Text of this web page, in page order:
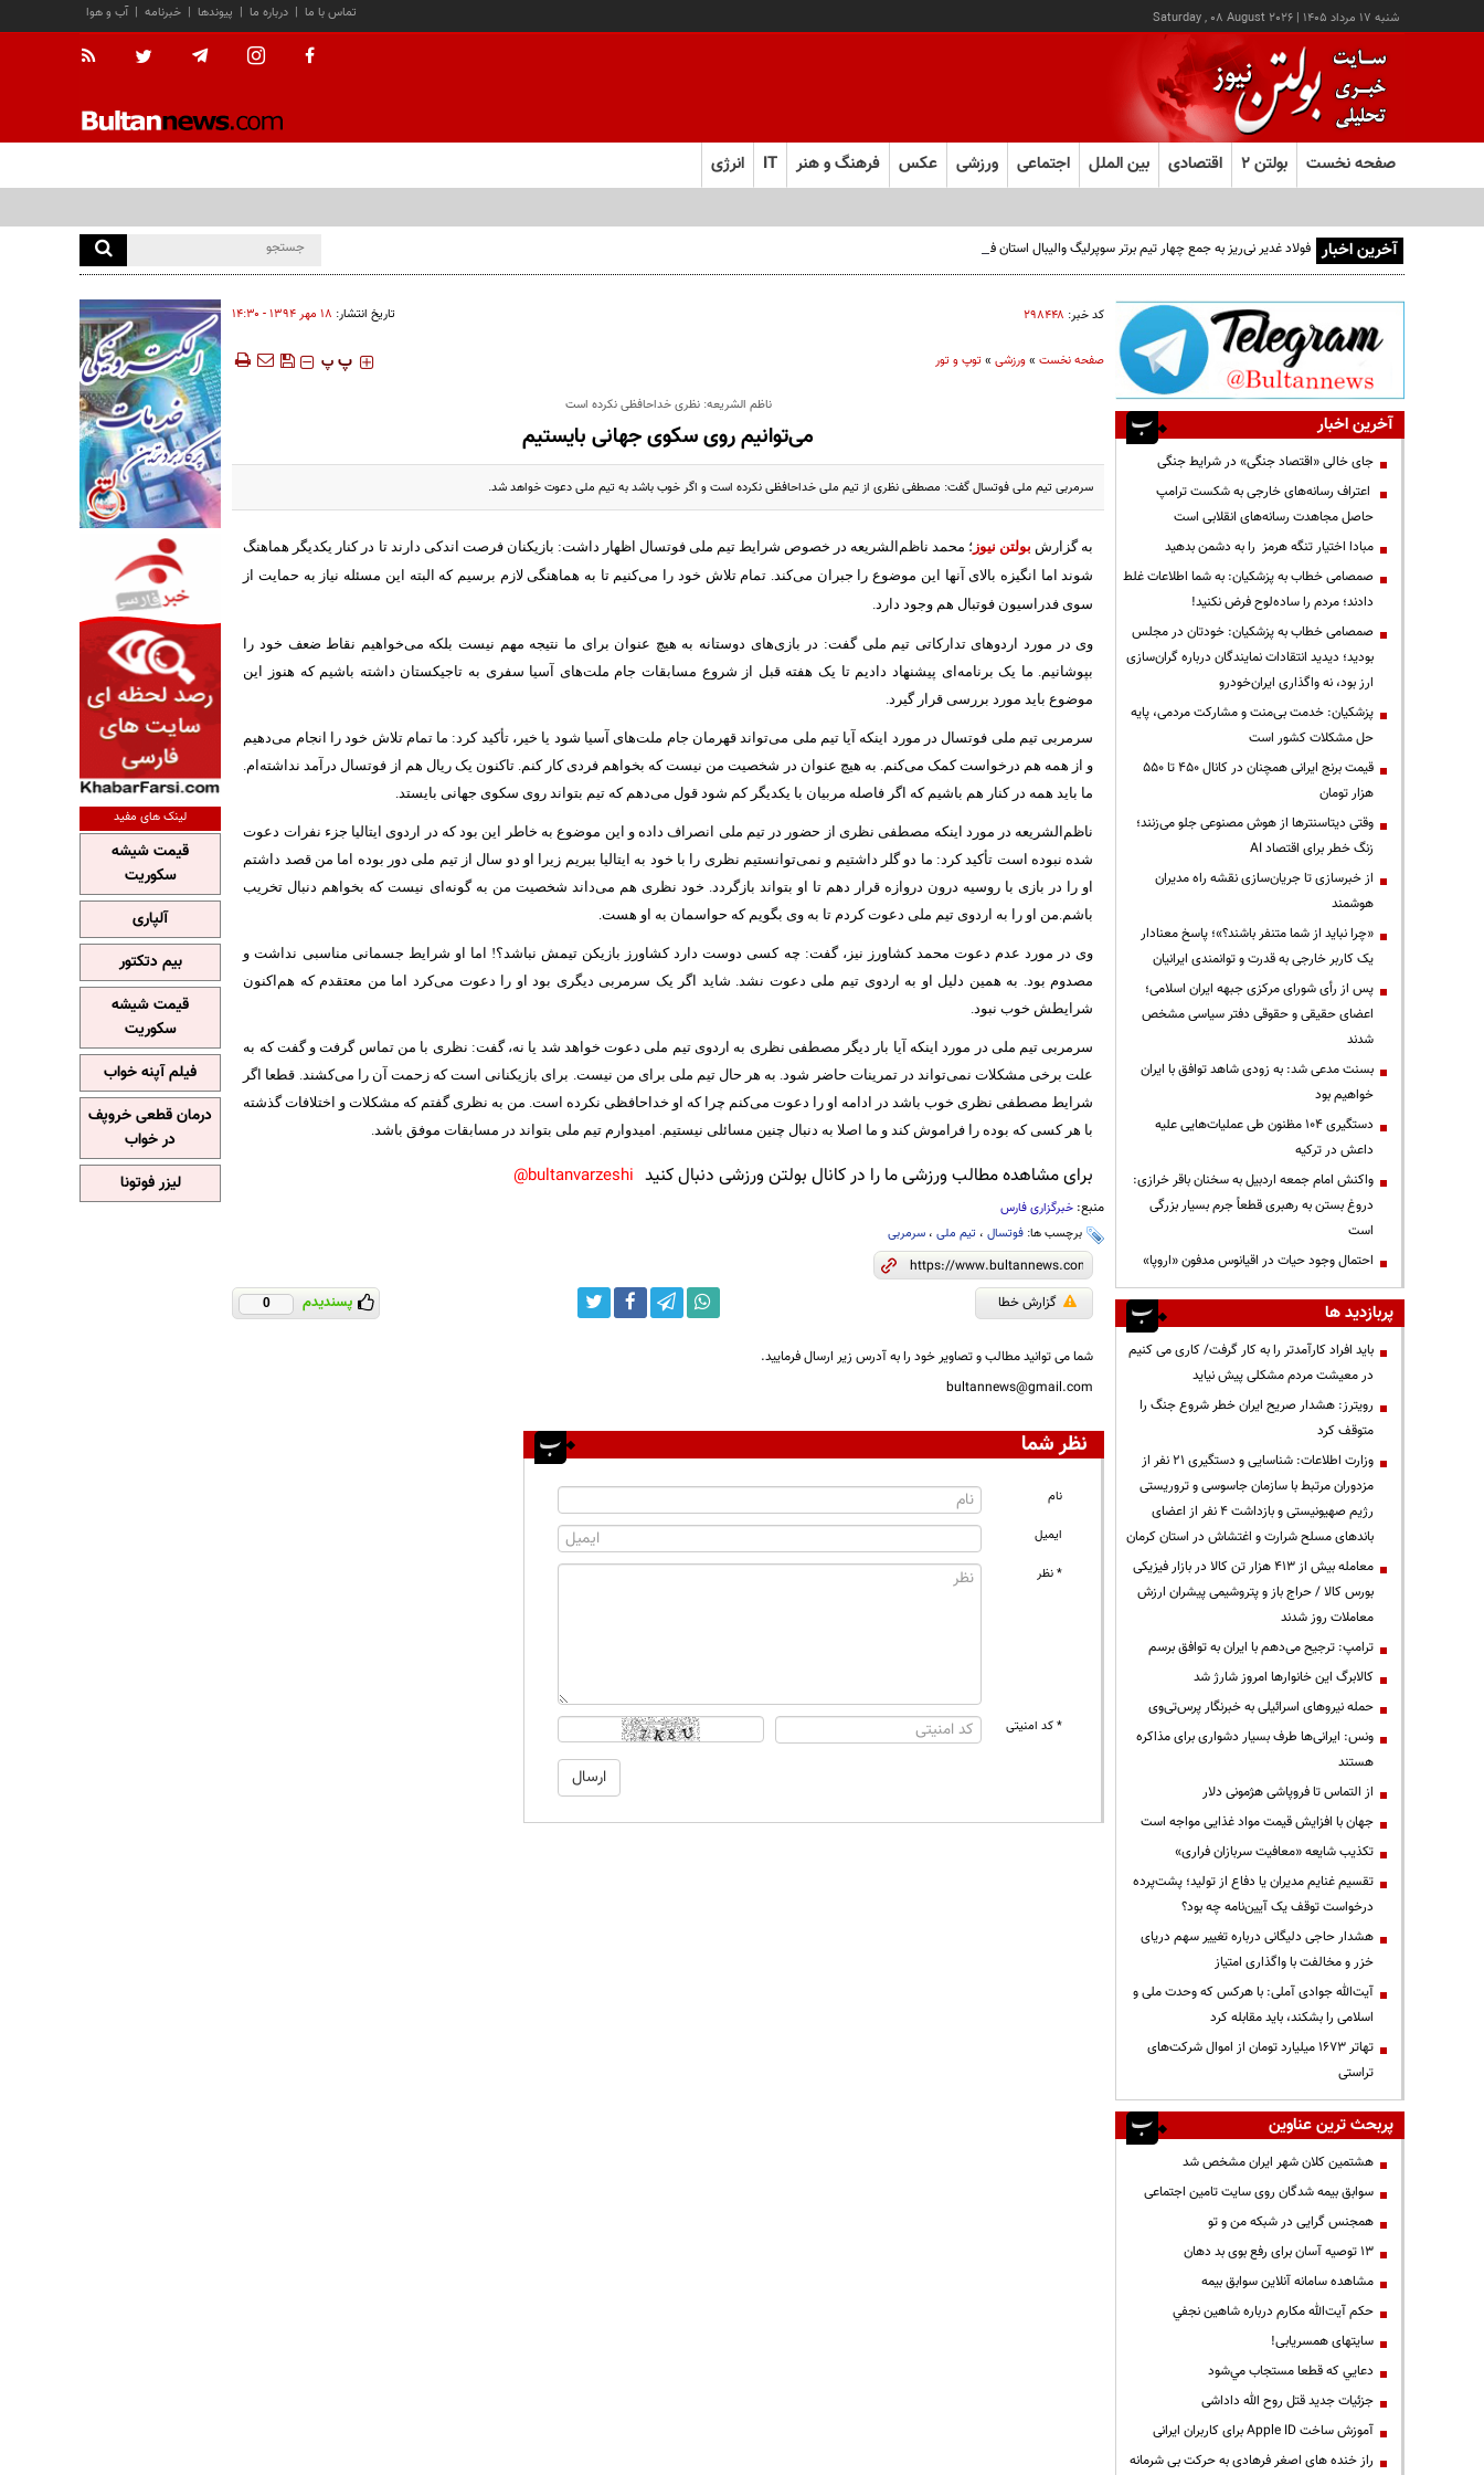
شنبه ۱۷ مرداد ۱۴۰۵ |
Saturday , 08 August 2026 آب و هوا | خبرنامه | پیوندها | درباره ما | تماس با ما
صفحه نخست بولتن ۲ اقتصادی بین الملل اجتماعی ورزشی عکس فرهنگ و هنر IT انرژی
آخرین اخبار فولاد غدیر نی‌ریز به جمع چهار تیم برتر سوپرلیگ والیبال استان فارس صعود کرد
کد خبر: ۲۹۸۴۴۸ تاریخ انتشار: ۱۸ مهر ۱۳۹۴ - ۱۴:۳۰
صفحه نخست»ورزشی»توپ و تور ‍‍‍ پ پ
ناظم الشریعه: نظری خداحافظی نکرده است
می‌توانیم روی سکوی‌ جهانی بایستیم
سرمربی تیم ملی فوتسال گفت: مصطفی نظری از تیم ملی خداحافظی نکرده است و اگر خوب باشد به تیم ملی دعوت خواهد شد.
به گزارش بولتن نیوز ؛ محمد ناظم‌الشریعه در خصوص شرایط تیم ملی فوتسال اظهار داشت: بازیکنان فرصت اندکی دارند تا در کنار یکدیگر هماهنگ
شوند اما انگیزه بالای آنها این موضوع را جبران می‌کند. تمام تلاش خود را می‌کنیم تا به هماهنگی لازم برسیم که البته این مسئله نیاز به حمایت از
سوی فدراسیون فوتبال هم وجود دارد.
وی در مورد اردوهای تدارکاتی تیم ملی گفت: در بازی‌های دوستانه به هیچ عنوان برای ما نتیجه مهم نیست بلکه می‌خواهیم نقاط ضعف خود را
بپوشانیم. ما یک برنامه‌ای پیشنهاد دادیم تا یک هفته قبل از شروع مسابقات جام ملت‌های آسیا سفری به تاجیکستان داشته باشیم که هنوز این
موضوع باید مورد بررسی قرار گیرد.
سرمربی تیم ملی فوتسال در مورد اینکه آیا تیم ملی می‌تواند قهرمان جام ملت‌های آسیا شود یا خیر، تأکید کرد: ما تمام تلاش خود را انجام می‌دهیم
و از همه هم درخواست کمک می‌کنم. به هیچ عنوان در شخصیت من نیست که بخواهم فردی کار کنم. تاکنون یک ریال هم از فوتسال درآمد نداشته‌ام.
ما باید همه در کنار هم باشیم که اگر فاصله مربیان با یکدیگر کم شود قول می‌دهم که تیم بتواند روی سکوی جهانی بایستد.
ناظم‌الشریعه در مورد اینکه مصطفی نظری از حضور در تیم ملی انصراف داده و این موضوع به خاطر این بود که در اردوی ایتالیا جزء نفرات دعوت
شده نبوده است تأکید کرد: ما دو گلر داشتیم و نمی‌توانستیم نظری را با خود به ایتالیا ببریم زیرا او دو سال از تیم ملی دور بوده اما من قصد داشتم
او را در بازی با روسیه درون دروازه قرار دهم تا او بتواند بازگردد. خود نظری هم می‌داند شخصیت من به گونه‌ای نیست که بخواهم دنبال تخریب
باشم.من او را به اردوی تیم ملی دعوت کردم تا به وی بگویم که حواسمان به او هست.
وی در مورد عدم دعوت محمد کشاورز نیز، گفت:‌ چه کسی دوست دارد کشاورز بازیکن تیمش نباشد؟! اما او شرایط جسمانی مناسبی نداشت و
مصدوم بود. به همین دلیل او به اردوی تیم ملی دعوت نشد. شاید اگر یک سرمربی دیگری بود او را دعوت می‌کرد اما من معتقدم که هم‌اکنون
شرایطش خوب نبود.
سرمربی تیم ملی در مورد اینکه آیا بار دیگر مصطفی نظری به اردوی تیم ملی دعوت خواهد شد یا نه، گفت: نظری با من تماس گرفت و گفت که به
علت برخی مشکلات نمی‌تواند در تمرینات حاضر شود. به هر حال تیم ملی برای من نیست. برای بازیکنانی است که زحمت آن را می‌کشند. قطعا اگر
شرایط مصطفی نظری خوب باشد در ادامه او را دعوت می‌کنم چرا که او خداحافظی نکرده است. من به نظری گفتم که مشکلات و اختلافات گذشته
با هر کسی که بوده را فراموش کند و ما اصلا به دنبال چنین مسائلی نیستیم. امیدوارم تیم ملی بتواند در مسابقات موفق باشد.
برای مشاهده مطالب ورزشی ما را در کانال بولتن ورزشی دنبال کنید bultanvarzeshi@
منبع: خبرگزاری فارس
برچسب ها: فوتسال، تیم ملی، سرمربی
گزارش خطا پسندیدم 0
شما می توانید مطالب و تصاویر خود را به آدرس زیر ارسال فرمایید.
bultannews@gmail.com
نظر شما
نام
ایمیل
* نظر
* کد امنیتی
آخرین اخبار
جای خالی «اقتصاد جنگی» در شرایط جنگی
اعتراف رسانه‌های خارجی به شکست ترامپ
حاصل مجاهدت رسانه‌های انقلابی است
مبادا اختیار تنگه هرمز را به دشمن بدهید
صمصامی خطاب به پزشکیان: به شما اطلاعات غلط
دادند؛ مردم را ساده‌لوح فرض نکنید!
صمصامی خطاب به پزشکیان: خودتان در مجلس
بودید؛ دیدید انتقادات نمایندگان درباره گران‌سازی
ارز بود، نه واگذاری ایران‌خودرو
پزشکیان: خدمت بی‌منت و مشارکت مردمی، پایه
حل مشکلات کشور است
قیمت‌ برنج ایرانی همچنان در کانال ۴۵۰ تا ۵۵۰
هزار تومان
وقتی دیتاسنترها از هوش مصنوعی جلو می‌زنند؛
زنگ خطر برای اقتصاد AI
از خبرسازی تا جریان‌سازی نقشه راه مدیران
هوشمند
«چرا نباید از شما متنفر باشند؟»؛ پاسخ معنادار
یک کاربر خارجی به قدرت و توانمندی ایرانیان
پس از رأی شورای مرکزی جبهه ایران اسلامی؛
اعضای حقیقی و حقوقی دفتر سیاسی مشخص
شدند
بسنت مدعی شد: به زودی شاهد توافق با ایران
خواهیم بود
دستگیری ۱۰۴ مظنون طی عملیات‌هایی علیه
داعش در ترکیه
واکنش امام جمعه اردبیل به سخنان باقر خرازی:
دروغ بستن به رهبری قطعاً جرم بسیار بزرگی
است
احتمال وجود حیات در اقیانوس مدفون «اروپا»
پربازدید ها
باید افراد کارآمدتر را به کار گرفت/ کاری می کنیم
در معیشت مردم مشکلی پیش نیاید
رویترز: هشدار صریح ایران خطر شروع جنگ را
متوقف کرد
وزارت اطلاعات: شناسایی و دستگیری ۲۱ نفر از
مزدوران مرتبط با سازمان جاسوسی و تروریستی
رژیم صهیونیستی و بازداشت ۴ نفر از اعضای
باندهای مسلح شرارت و اغتشاش در استان کرمان
معامله بیش از ۴۱۳ هزار تن کالا در بازار فیزیکی
بورس کالا / حراج باز و پتروشیمی پیشران ارزش
معاملات روز شدند
ترامپ: ترجیح می‌دهم با ایران به توافق برسم
کالابرگ این خانوارها امروز شارژ شد
حمله نیروهای اسرائیلی به خبرنگار پرس‌تی‌وی
ونس: ایرانی‌ها طرف بسیار دشواری برای مذاکره
هستند
از التماس تا فروپاشی هژمونی دلار
جهان با افزایش قیمت مواد غذایی مواجه است
تکذیب شایعه «معافیت سربازان فراری»
تقسیم غنایم مدیران یا دفاع از تولید؛ پشت‌پرده
درخواست توقف یک آیین‌نامه چه بود؟
هشدار حاجی دلیگانی درباره تغییر سهم دریای
خزر و مخالفت با واگذاری امتیاز
آیت‌الله جوادی آملی: با هرکس که وحدت ملی و
اسلامی را بشکند، باید مقابله کرد
تهاتر ۱۶۷۳ میلیارد تومان از اموال شرکت‌های
تراستی
پربحث ترین عناوین
هشتمین کلان شهر ایران مشخص شد
سوابق بیمه شدگان روی سایت تامین اجتماعی
همجنس گرایی در شبکه من و تو
13 توصیه آسان برای رفع بوی بد دهان
مشاهده سامانه آنلاين سوابق بیمه
حكم آيت‌الله مكارم درباره شاهين نجفي
سایتهای همسریابی!
دعايي كه قطعا مستجاب مي‌شود
جزئیات جدید قتل روح الله داداشی
آموزش ساخت Apple ID برای کاربران ایرانی
راز خنده های اصغر فرهادی به حرکت بی شرمانه
لینک های مفید
قیمت شیشه
سکوریت
آلپاری
بیم دتکتور
قیمت شیشه
سکوریت
فیلم آپنه خواب
درمان قطعی خروپف
در خواب
لیزر فوتونا